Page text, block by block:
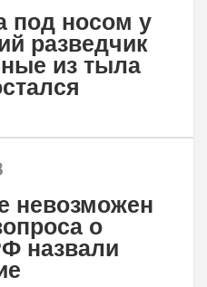
под носом у
разведчик
из тыла
невозможен
о
назвали